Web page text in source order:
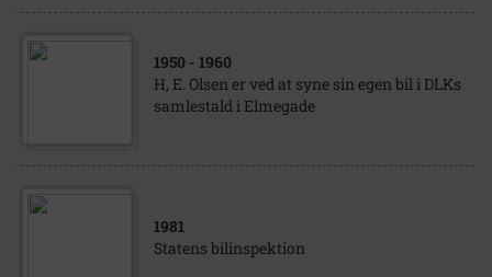
1950 - 1960
H, E. Olsen er ved at syne sin egen bil i DLKs
samlestald i Elmegade
1981
Statens bilinspektion